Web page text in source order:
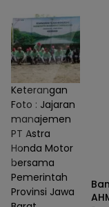
Keterangan
Foto : Jajaran
manajemen
PT Astra
Honda Motor
bersama
Pemerintah
Provinsi Jawa